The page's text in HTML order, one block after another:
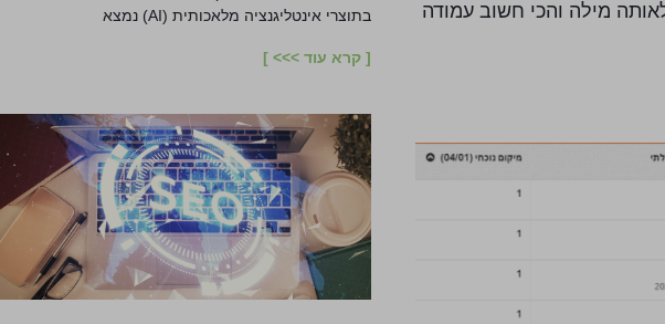
מילה והכי חשוב עמודה
בתוצרי אינטליגנציה מלאכותית (AI) נמצא
[ קרא עוד >>> ]